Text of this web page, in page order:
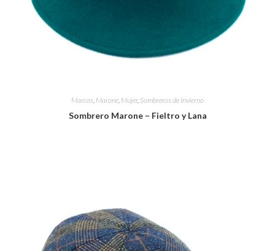
Marcas, Marone, Mujer, Sombreros de Invierno
Sombrero Marone – Fieltro y Lana